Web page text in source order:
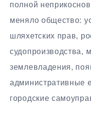
полной
меняло общество:
шляхетских прав,
судопроизводства,
землевладения,
административные
городские